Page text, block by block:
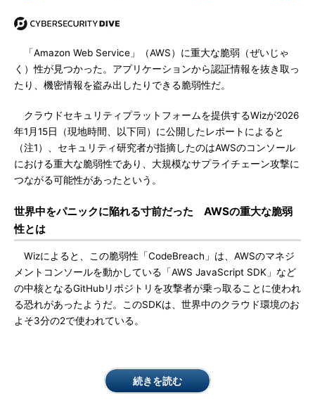
「Amazon Web Service」（AWS）に重大な脆弱（ぜいじゃ
く）性が見つかった。アプリケーションから認証情報を抜き取っ
たり、機密情報を盗み出したりできる脆弱性だ。
クラウドセキュリティプラットフォームを提供するWizが2026
年1月15日（現地時間、以下同）に公開したレポートによると
（注1）、セキュリティ研究者が指摘したのはAWSのコンソール
における重大な脆弱性であり、大規模なサプライチェーン攻撃に
つながる可能性があったという。
世界中をパニックに陥れる寸前だった AWSの重大な脆弱
性とは
Wizによると、この脆弱性「CodeBreach」は、AWSのマネジ
メントコンソールを動かしている「AWS JavaScript SDK」など
の中核となるGitHubリポジトリを攻撃者が乗っ取ることに使われ
る恐れがあったようだ。このSDKは、世界中のクラウド環境のお
よそ3分の2で使われている。
続きを読む